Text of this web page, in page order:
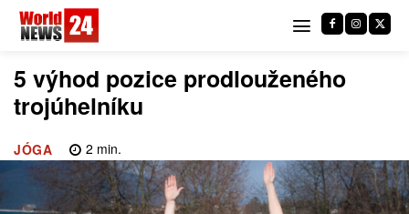
5 výhod pozice prodlouženého
trojúhelníku
JÓGA 2 min.